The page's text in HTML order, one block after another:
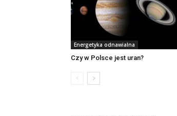
Energetyka odnawialna
Czy w Polsce jest uran?